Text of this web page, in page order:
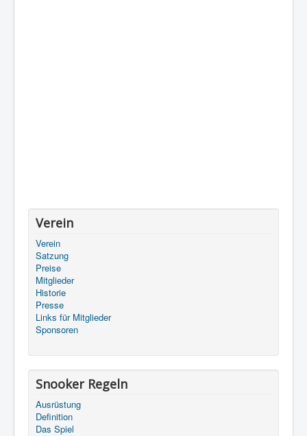
Verein
Verein
Satzung
Preise
Mitglieder
Historie
Presse
Links für Mitglieder
Sponsoren
Snooker Regeln
Ausrüstung
Definition
Das Spiel